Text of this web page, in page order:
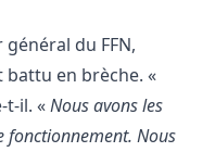
du FFN,
en brèche. «
t-il. «Nous avons les
fonctionnement. Nous